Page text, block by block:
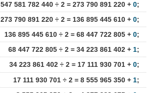
547 581 782 440 ÷ 2 = 273 790 891 220 + 0;
273 790 891 220 ÷ 2 = 136 895 445 610 + 0;
136 895 445 610 ÷ 2 = 68 447 722 805 + 0;
68 447 722 805 ÷ 2 = 34 223 861 402 + 1;
34 223 861 402 ÷ 2 = 17 111 930 701 + 0;
17 111 930 701 ÷ 2 = 8 555 965 350 + 1;